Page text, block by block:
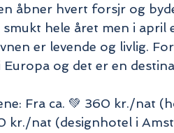
åbner hvert forsjr og
hele året men i april
er levende og livlig.
Europa og det er en
Fra ca. 💚 360 kr./nat
kr./nat (designhotel i